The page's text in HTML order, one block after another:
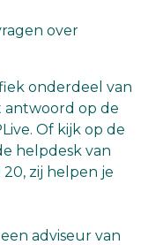
over
onderdeel van
antwoord op de
Of kijk op de
helpdesk van
zij helpen je
adviseur van